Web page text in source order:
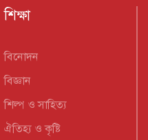
শিক্ষা
বিনোদন
বিজ্ঞান
শিল্প ও সাহিত্য
ঐতিহ্য ও কৃষ্টি